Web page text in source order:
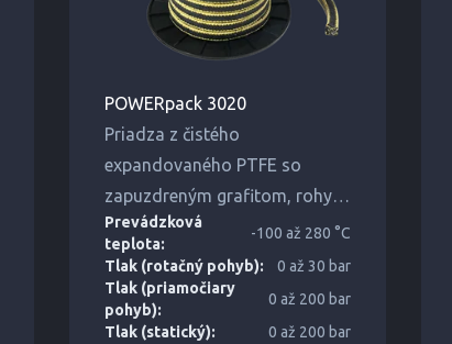
POWERpack 3020
Priadza z čistého
expandovaného PTFE so
zapuzdreným grafitom, rohy
vystužené aramidovým
vláknom. Vynikajúca odolnosť
voči vytláčaniu a tlaku.
Prevádzková
teplota:
-100 až 280 °C
Tlak (rotačný pohyb):
0 až 30 bar
Tlak (priamočiary
pohyb):
0 až 200 bar
Tlak (statický):
0 až 200 bar